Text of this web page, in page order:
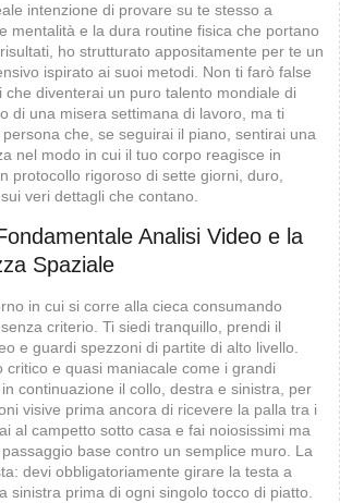
intenzione di provare su te stesso a
mentalità e la dura routine fisica che portano
ho strutturato appositamente per te un
ispirato ai suoi metodi. Non ti farò false
che diventerai un puro talento mondiale di
di una misera settimana di lavoro, ma ti
che, se seguirai il piano, sentirai una
nel modo in cui il tuo corpo reagisce in
protocollo rigoroso di sette giorni, duro,
veri dettagli che contano.
Analisi Video e la
Spaziale
in cui si corre alla cieca consumando
criterio. Ti siedi tranquillo, prendi il
e guardi spezzoni di partite di alto livello.
critico e quasi maniacale come i grandi
continuazione il collo, destra e sinistra, per
visive prima ancora di ricevere la palla tra i
al campetto sotto casa e fai noiosissimi ma
base contro un semplice muro. La
devi obbligatoriamente girare la testa a
sinistra prima di ogni singolo tocco di piatto.